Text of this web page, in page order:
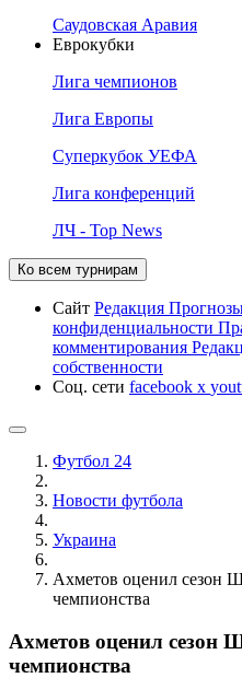
Саудовская Аравия
Еврокубки
Лига чемпионов
Лига Европы
Суперкубок УЕФА
Лига конференций
ЛЧ - Top News
Ко всем турнирам
Сайт Редакция
конфиденциальности
комментирования
собственности
Соц. сети facebook x
Футбол 24
Новости футбола
Украина
Ахметов оценил сезон
чемпионства
Ахметов оценил сезон
чемпионства